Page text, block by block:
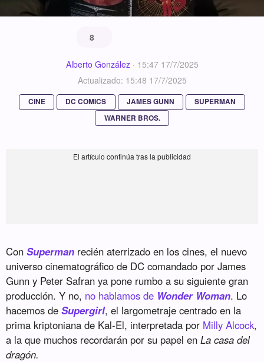
8
Alberto González· 15:47 17/7/2025
Actualizado: 15:48 17/7/2025
CINE DC COMICS JAMES GUNN
SUPERMAN
WARNER BROS.
ConSuperman recién aterrizado en los cines, el nuevo
universo cinematográfico de DC comandado por James
Gunn y Peter Safran ya pone rumbo a su siguiente gran
producción. Y no, no hablamos de Wonder Woman. Lo
hacemos deSupergirl, el largometraje centrado en la
prima kriptoniana de Kal-El, interpretada por Milly Alcock,
a la que muchos recordarán por su papel enLa casa del
dragón.